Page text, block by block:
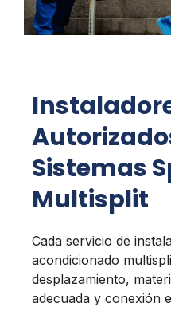
Sistemas
Multisplit
Cada servicio de
acondicionado
desplazamiento,
adecuada y conexión